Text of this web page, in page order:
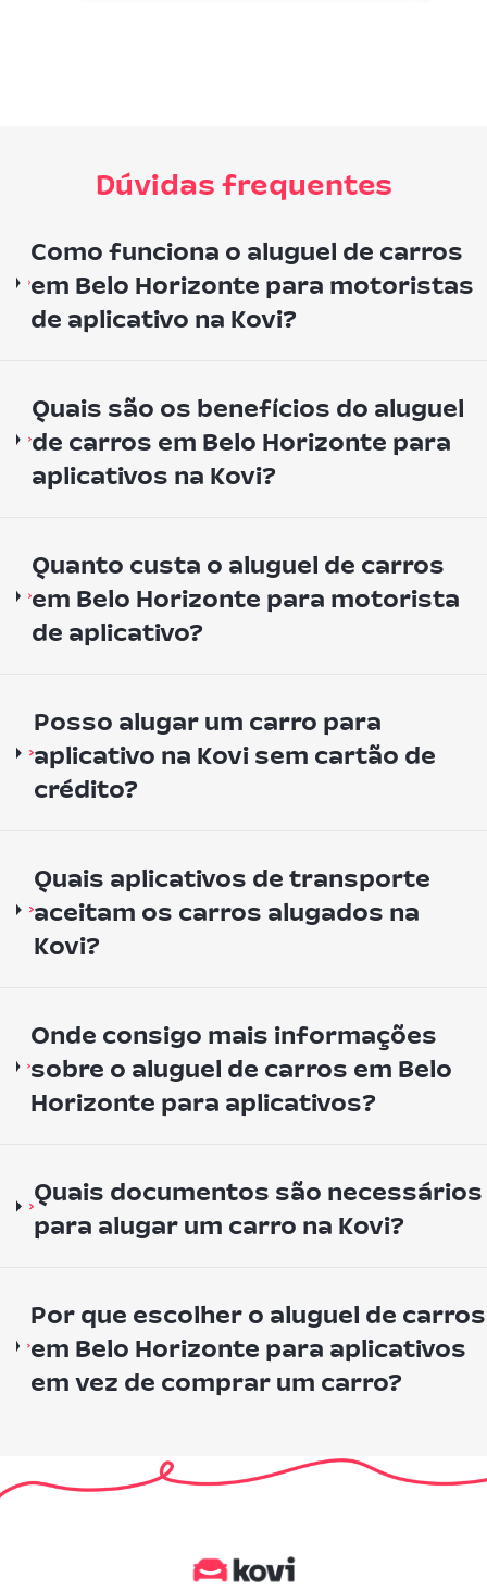
Dúvidas frequentes
Como funciona o aluguel de carros
em Belo Horizonte para motoristas
de aplicativo na Kovi?
Quais são os benefícios do aluguel
de carros em Belo Horizonte para
aplicativos na Kovi?
Quanto custa o aluguel de carros
em Belo Horizonte para motorista
de aplicativo?
Posso alugar um carro para
aplicativo na Kovi sem cartão de
crédito?
Quais aplicativos de transporte
aceitam os carros alugados na
Kovi?
Onde consigo mais informações
sobre o aluguel de carros em Belo
Horizonte para aplicativos?
Quais documentos são necessários
para alugar um carro na Kovi?
Por que escolher o aluguel de carros
em Belo Horizonte para aplicativos
em vez de comprar um carro?